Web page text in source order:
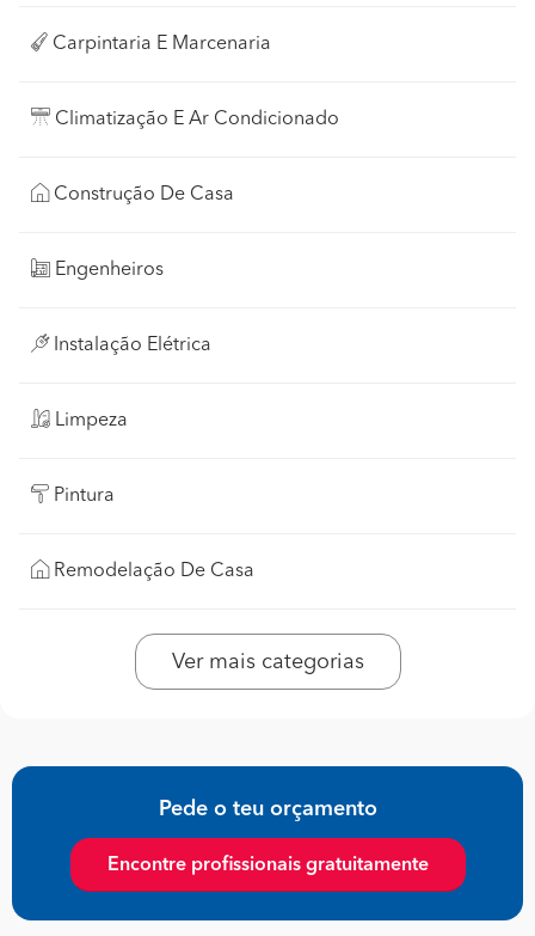
Carpintaria E Marcenaria
Climatização E Ar Condicionado
Construção De Casa
Engenheiros
Instalação Elétrica
Limpeza
Pintura
Remodelação De Casa
Ver mais categorias
Pede o teu orçamento
Encontre profissionais gratuitamente